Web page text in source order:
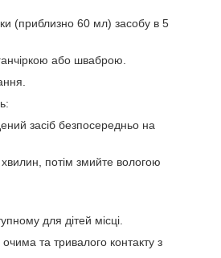
(приблизно 60 мл) засобу в 5
або шваброю.
засіб безпосередньо на
потім змийте вологою
для дітей місці.
очима та тривалого контакту з